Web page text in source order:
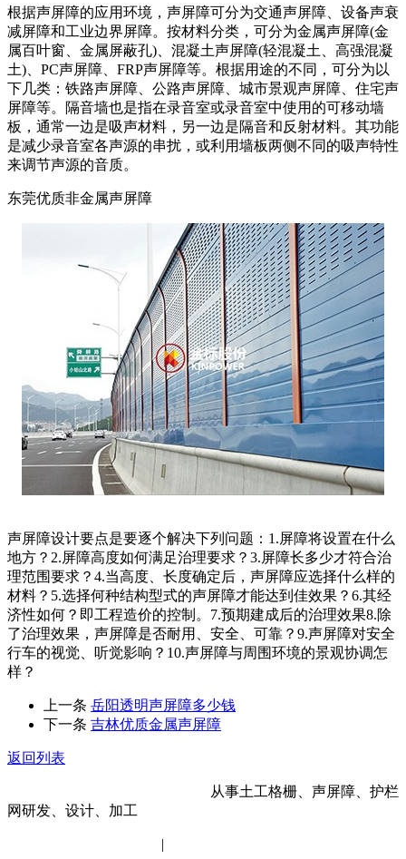
根据声屏障的应用环境，声屏障可分为交通声屏障、设备声衰
减屏障和工业边界屏障。按材料分类，可分为金属声屏障(金
属百叶窗、金属屏蔽孔)、混凝土声屏障(轻混凝土、高强混凝
土)、PC声屏障、FRP声屏障等。根据用途的不同，可分为以
下几类：铁路声屏障、公路声屏障、城市景观声屏障、住宅声
屏障等。隔音墙也是指在录音室或录音室中使用的可移动墙
板，通常一边是吸声材料，另一边是隔音和反射材料。其功能
是减少录音室各声源的串扰，或利用墙板两侧不同的吸声特性
来调节声源的音质。
东莞优质非金属声屏障
声屏障设计要点是要逐个解决下列问题：1.屏障将设置在什么
地方？2.屏障高度如何满足治理要求？3.屏障长多少才符合治
理范围要求？4.当高度、长度确定后，声屏障应选择什么样的
材料？5.选择何种结构型式的声屏障才能达到佳效果？6.其经
济性如何？即工程造价的控制。7.预期建成后的治理效果8.除
了治理效果，声屏障是否耐用、安全、可靠？9.声屏障对安全
行车的视觉、听觉影响？10.声屏障与周围环境的景观协调怎
样？
上一条 岳阳透明声屏障多少钱
下一条 吉林优质金属声屏障
返回列表
从事土工格栅、声屏障、护栏
网研发、设计、加工
|